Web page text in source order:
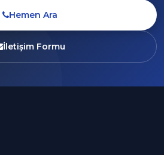
Hemen Ara
İletişim Formu